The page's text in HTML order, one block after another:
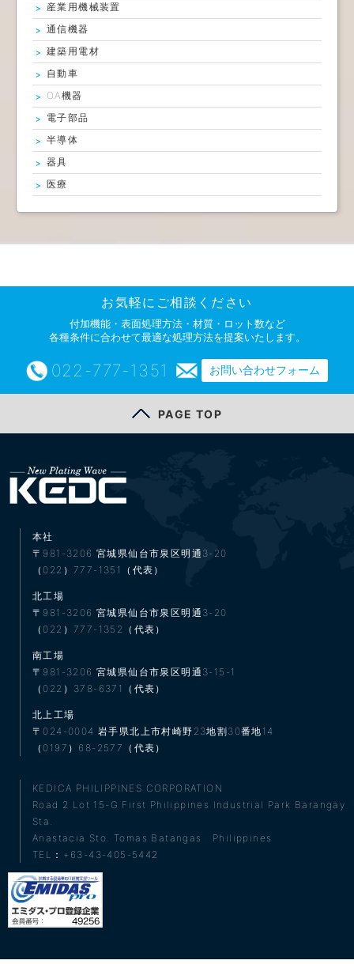
産業用機械装置
通信機器
建築用電材
自動車
OA機器
電子部品
半導体
器具
医療
お気軽にご相談ください
付加機能・表面処理方法・材質・ロット数など
各種条件に合わせて最適な処理方法を提案いたします。
022-777-1351 お問い合わせフォーム
PAGE TOP
本社
〒981-3206 宮城県仙台市泉区明通3-20
（022）777-1351（代表）
北工場
〒981-3206 宮城県仙台市泉区明通3-20
（022）777-1352（代表）
南工場
〒981-3206 宮城県仙台市泉区明通3-15-1
（022）378-6371（代表）
北上工場
〒024-0004 岩手県北上市村崎野23地割30番地14
（0197）68-2577（代表）
KEDICA PHILIPPINES CORPORATION
Road 2 Lot 15-G First Philippines Industrial Park Barangay
Sta.
Anastacia Sto. Tomas Batangas Philippines
TEL：+63-43-405-5442